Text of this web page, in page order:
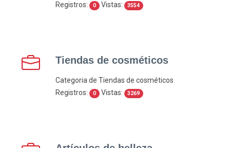
Registros:
0 Vistas: 3554
Tiendas de cosméticos
Categoria de Tiendas de cosméticos
Registros:
0 Vistas: 3269